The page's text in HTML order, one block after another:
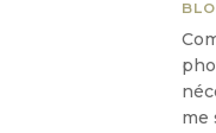
me